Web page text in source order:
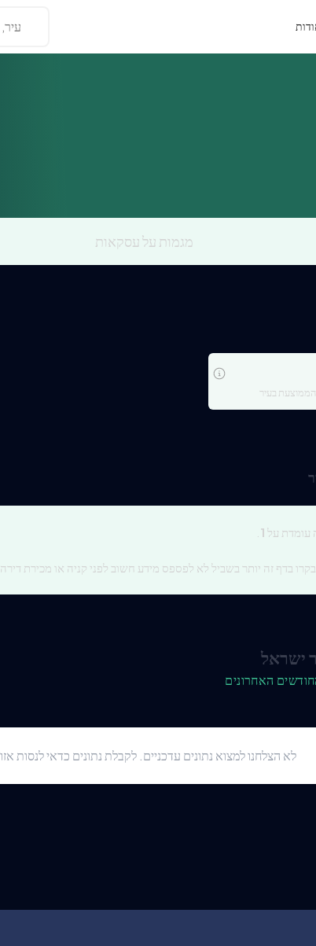
מגמות על עסקאות
בעיר
עומדת על 1
בדף זה יותר בשביל לא לפספס מידע חשוב לפני קניה או מכירת דירה.
ישראל
לא הצלחנו למצוא נתונים עדכניים. לקבלת נתונים כדאי לנסות